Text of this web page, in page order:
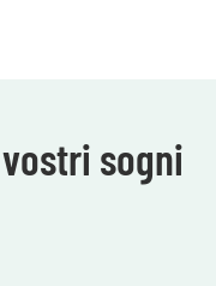
sogni